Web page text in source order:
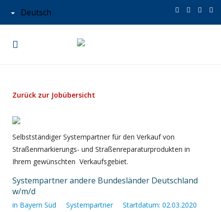
Deutsch
Zurück zur Jobübersicht
Selbstständiger Systempartner für den Verkauf von
Straßenmarkierungs- und Straßenreparaturprodukten in
Ihrem gewünschten Verkaufsgebiet.
Systempartner andere Bundesländer Deutschland
w/m/d
in Bayern Süd Systempartner Startdatum: 02.03.2020